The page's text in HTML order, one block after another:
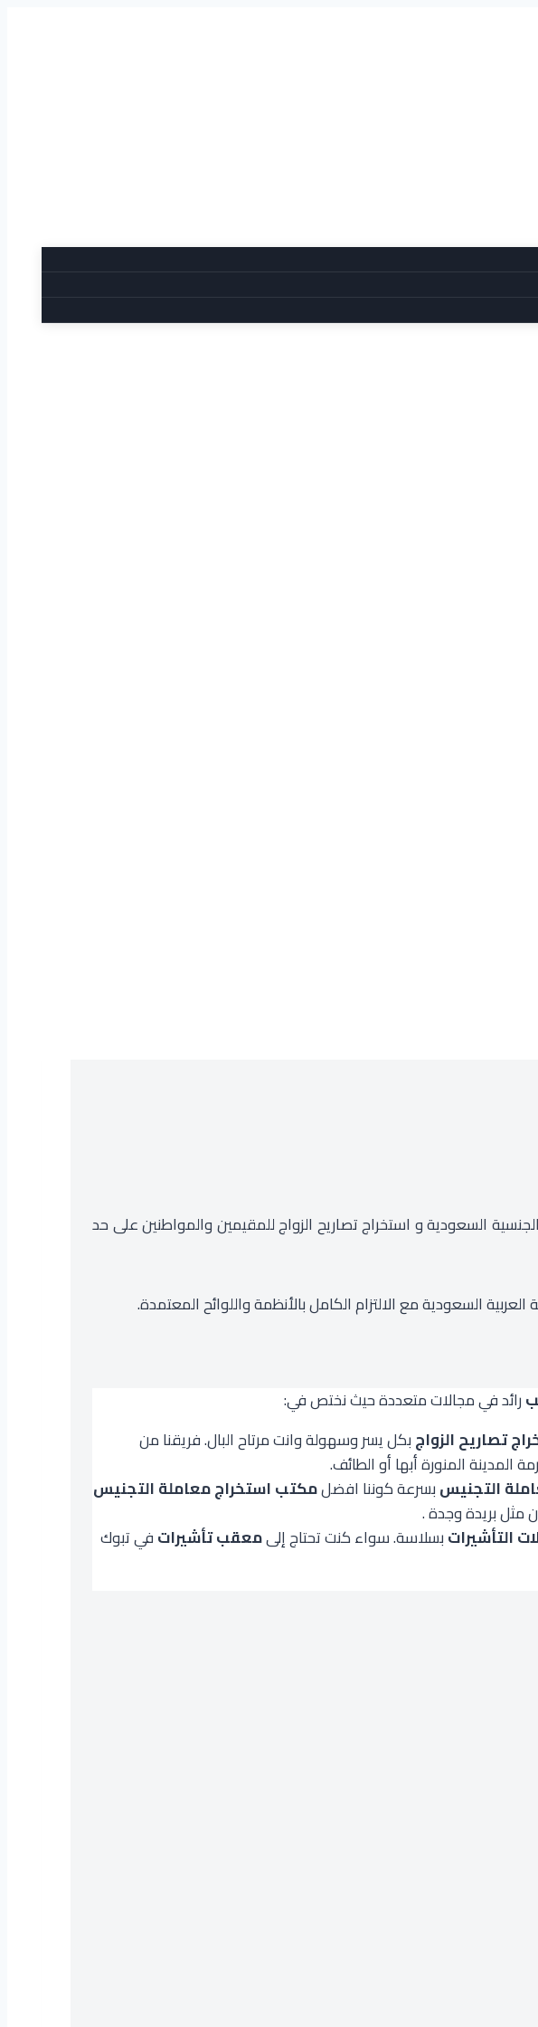
إجراءات الحصول على الجنسية السعودية و استخراج تصاريح الزواج للمقيمين والمواطنين على حد
السعودية مع الالتزام الكامل بالأنظمة واللوائح المعتمدة.
رائد في مجالات متعددة حيث نختص في:
تصاريح الزواجبكل يسر وسهولة وانت مرتاح البال. فريقنا من
المنورة أبها أو الطائف.
التجنيسبسرعة كوننا افضلمكتب استخراج معاملة التجنيس
مثل بريدة وجدة .
التأشيراتبسلاسة. سواء كنت تحتاج إلىمعقب تأشيراتفي تبوك